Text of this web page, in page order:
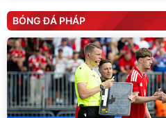
BÓNG ĐÁ PHÁP